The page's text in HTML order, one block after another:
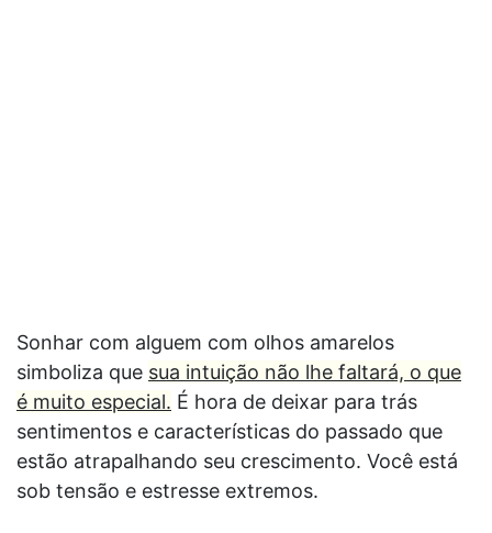
Sonhar com alguem com olhos amarelos
simboliza que sua intuição não lhe faltará, o que
é muito especial. É hora de deixar para trás
sentimentos e características do passado que
estão atrapalhando seu crescimento. Você está
sob tensão e estresse extremos.